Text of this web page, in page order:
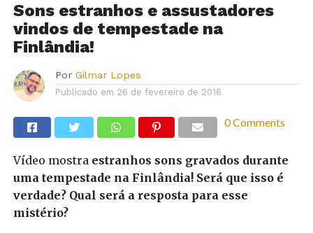
Sons estranhos e assustadores
vindos de tempestade na
Finlândia!
Por Gilmar Lopes
Publicado em 26 de fevereiro de 2016
0 Comments
Vídeo mostra estranhos sons gravados durante
uma tempestade na Finlândia! Será que isso é
verdade? Qual será a resposta para esse
mistério?